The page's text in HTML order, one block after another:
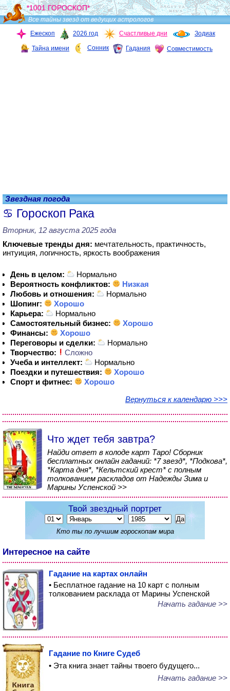
*1001 ГОРОСКОП*
Все тайны звезд от ведущих астрологов
Ежескоп
2026 год Счастливые дни Зодиак
Тайна имени Сонник Гадания Совместимость
Звездная погода
Гороскоп Рака
Вторник, 12 августа 2025 года
Ключевые тренды дня: мечтательность, практичность,
интуиция, логичность, яркость воображения
День в целом:
Нормально
Вероятность конфликтов:
Низкая
Любовь и отношения:
Нормально
Шопинг:
Хорошо
Карьера:
Нормально
Самостоятельный бизнес:
Хорошо
Финансы:
Хорошо
Переговоры и сделки:
Нормально
Творчество:
Сложно
Учеба и интеллект:
Нормально
Поездки и путешествия:
Хорошо
Спорт и фитнес:
Хорошо
Вернуться к календарю >>>
Что ждет тебя завтра?
Найди ответ в колоде карт Таро! Сборник
бесплатных онлайн гаданий: *7 звезд*, *Подкова*,
*Карта дня*, *Кельтский крест* с полным
толкованием раскладов от Надежды Зима и
Марины Успенской >>
Твой звездный портрет
Кто ты по лучшим гороскопам мира
Интересное на сайте
Гадание на картах онлайн
• Бесплатное гадание на 10 карт с полным
толкованием расклада от Марины Успенской
Начать гадание >>
Гадание по Книге Судеб
• Эта книга знает тайны твоего будущего...
Начать гадание >>